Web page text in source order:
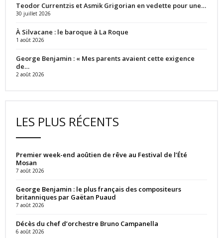
Teodor Currentzis et Asmik Grigorian en vedette pour une…
30 juillet 2026
À Silvacane : le baroque à La Roque
1 août 2026
George Benjamin : « Mes parents avaient cette exigence
de…
2 août 2026
LES PLUS RÉCENTS
Premier week-end aoûtien de rêve au Festival de l’Été
Mosan
7 août 2026
George Benjamin : le plus français des compositeurs
britanniques par Gaëtan Puaud
7 août 2026
Décès du chef d’orchestre Bruno Campanella
6 août 2026